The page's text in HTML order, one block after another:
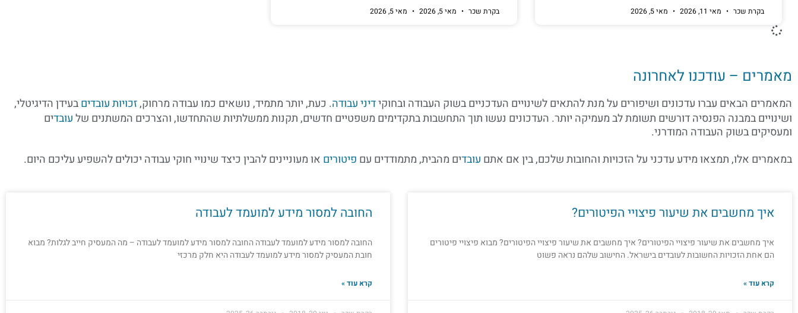
בקרת שכר מאי 11, 2026 מאי 5, 2026
בקרת שכר
מאי 5, 2026 מאי 5, 2026
מאמרים – עודכנו לאחרונה
המאמרים הבאים עברו עדכונים ושיפורים על מנת להתאים לשינויים העדכניים בשוק העבודה ובחוקידיני עבודה. כעת, יותר מתמיד, נושאים כמו עבודה מרחוק,זכויות עובדיםבעידן הדיגיטלי,
ושינויים במבנה הפנסיה דורשים תשומת לב מעמיקה יותר. העדכונים נעשו תוך התחשבות בתקדימים משפטיים חדשים, תקנות ממשלתיות שהתחדשו, והצרכים המשתנים שלעובדים
ומעסיקים בשוק העבודה המודרני.
במאמרים אלו, תמצאו מידע עדכני על הזכויות והחובות שלכם, בין אם אתם עובדים מהבית, מתמודדים עם פיטורים או מעוניינים להבין כיצד שינויי חוקי עבודה יכולים להשפיע עליכם היום.
איך מחשבים את שיעור פיצויי הפיטורים?
איך מחשבים את שיעור פיצויי הפיטורים? איך מחשבים את שיעור פיצויי הפיטורים? מבוא פיצויי פיטורים
הם אחת הזכויות החשובות לעובדים בישראל. החישוב שלהם נראה פשוט
קרא עוד »
החובה למסור מידע למועמד לעבודה
החובה למסור מידע למועמד לעבודה החובה למסור מידע למועמד לעבודה – מה המעסיק חייב לגלות? מבוא
חובת המעסיק למסור מידע למועמד לעבודה היא חלק מרכזי
קרא עוד »